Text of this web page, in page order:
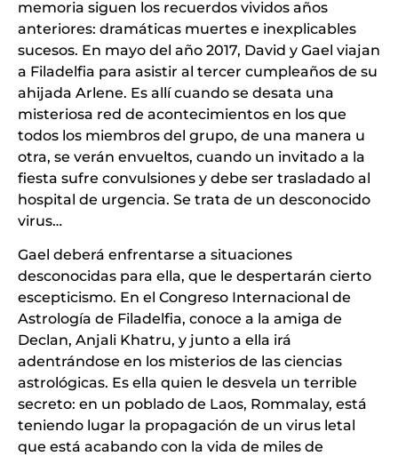
memoria siguen los recuerdos vividos años
anteriores: dramáticas muertes e inexplicables
sucesos. En mayo del año 2017, David y Gael viajan
a Filadelfia para asistir al tercer cumpleaños de su
ahijada Arlene. Es allí cuando se desata una
misteriosa red de acontecimientos en los que
todos los miembros del grupo, de una manera u
otra, se verán envueltos, cuando un invitado a la
fiesta sufre convulsiones y debe ser trasladado al
hospital de urgencia. Se trata de un desconocido
virus…
Gael deberá enfrentarse a situaciones
desconocidas para ella, que le despertarán cierto
escepticismo. En el Congreso Internacional de
Astrología de Filadelfia, conoce a la amiga de
Declan, Anjali Khatru, y junto a ella irá
adentrándose en los misterios de las ciencias
astrológicas. Es ella quien le desvela un terrible
secreto: en un poblado de Laos, Rommalay, está
teniendo lugar la propagación de un virus letal
que está acabando con la vida de miles de